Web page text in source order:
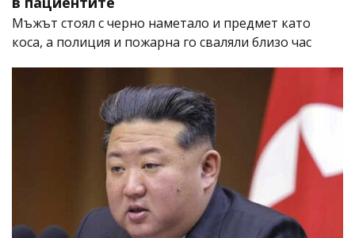
Мъжът стоял с черно наметало и предмет като
коса, а полиция и пожарна го сваляли близо час